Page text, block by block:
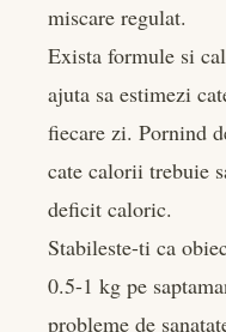
miscare regulat.
Exista formule si
ajuta sa estimezi
fiecare zi. Pornind
cate calorii trebuie
deficit caloric.
Stabileste-ti ca
0.5-1 kg pe
probleme de